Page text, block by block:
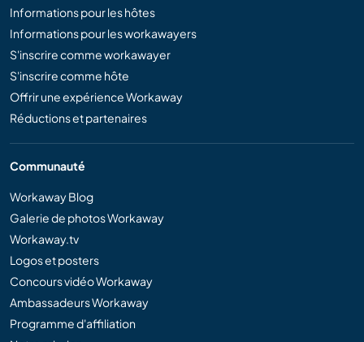
Informations pour les hôtes
Informations pour les workawayers
S'inscrire comme workawayer
S'inscrire comme hôte
Offrir une expérience Workaway
Réductions et partenaires
Communauté
Workaway Blog
Galerie de photos Workaway
Workaway.tv
Logos et posters
Concours vidéo Workaway
Ambassadeurs Workaway
Programme d'affiliation